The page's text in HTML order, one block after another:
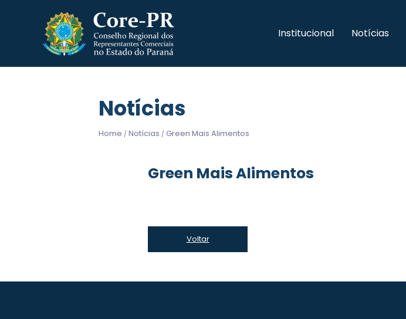
Institucional Notícias
Notícias
Home / Notícias / Green Mais Alimentos
Green Mais Alimentos
Voltar